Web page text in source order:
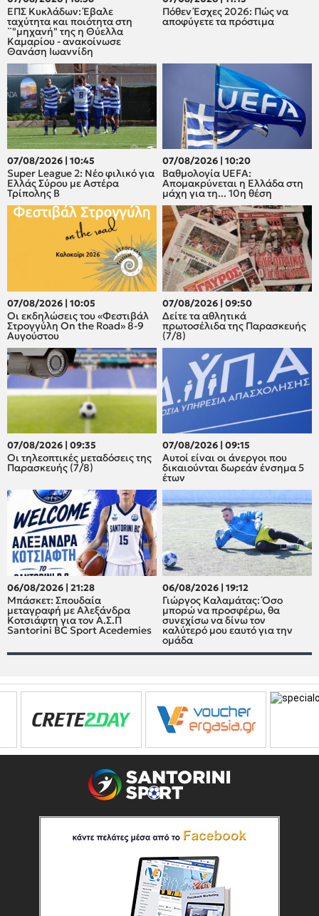
ΕΠΣ Κυκλάδων: Έβαλε
ταχύτητα και ποιότητα στη
¨"μηχανή" της η Θύελλα
Καμαρίου - ανακοίνωσε
Θανάση Ιωαννίδη
Πόθεν Έσχες 2026: Πώς να
αποφύγετε τα πρόστιμα
07/08/2026 | 10:45
Super League 2: Νέο φιλικό για
Ελλάς Σύρου με Αστέρα
Τρίπολης Β
07/08/2026 | 10:20
Βαθμολογία UEFA:
Απομακρύνεται η Ελλάδα στη
μάχη για τη... 10η θέση
07/08/2026 | 10:05
Οι εκδηλώσεις του «Φεστιβάλ
Στρογγύλη On the Road» 8-9
Αυγούστου
07/08/2026 | 09:50
Δείτε τα αθλητικά
πρωτοσέλιδα της Παρασκευής
(7/8)
07/08/2026 | 09:35
Οι τηλεοπτικές μεταδόσεις της
Παρασκευής (7/8)
07/08/2026 | 09:15
Αυτοί είναι οι άνεργοι που
δικαιούνται δωρεάν ένσημα 5
έτων
06/08/2026 | 21:28
Μπάσκετ: Σπουδαία
μεταγραφή με Αλεξάνδρα
Κοτσιάφτη για τον A.Σ.Π
Santorini BC Sport Acedemies
06/08/2026 | 19:12
Γιώργος Καλαμάτας: Όσο
μπορώ να προσφέρω, θα
συνεχίσω να δίνω τον
καλύτερό μου εαυτό για την
ομάδα